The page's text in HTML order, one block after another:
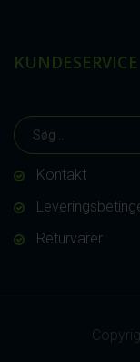
KUNDESERVICE
Kontakt
Returvarer